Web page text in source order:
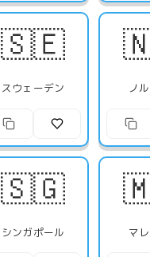
🇸🇪
スウェーデン ノ
🇸🇬
シンガポール マ